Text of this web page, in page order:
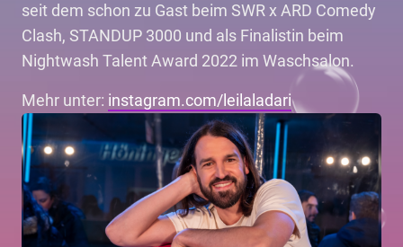
seit dem schon zu Gast beim SWR x ARD Comedy
Clash, STANDUP 3000 und als Finalistin beim
Nightwash Talent Award 2022 im Waschsalon.
Mehr unter: instagram.com/leilaladari